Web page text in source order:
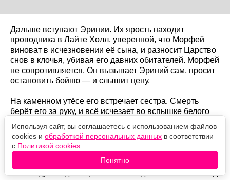
Дальше вступают Эринии. Их ярость находит
проводника в Лайте Холл, уверенной, что Морфей
виноват в исчезновении её сына, и разносит Царство
снов в клочья, убивая его давних обитателей. Морфей
не сопротивляется. Он вызывает Эриний сам, просит
остановить бойню — и слышит цену.
На каменном утёсе его встречает сестра. Смерть
берёт его за руку, и всё исчезает во вспышке белого
Почему это не поражение
Шоураннер Аллан Хайнберг объяснял The Wrap в
Используя сайт, вы соглашаетесь с использованием файлов
cookies и обработкой персональных данных в соответствии
с Политикой cookies
Понятно